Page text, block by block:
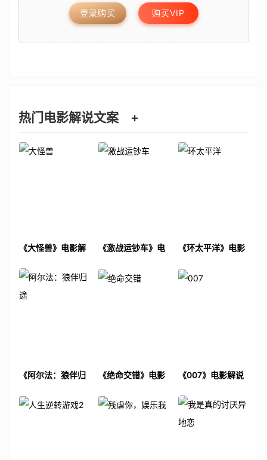
登录购买 购买VIP
热门电影解说文案 +
《大怪兽》电影解
《激战运钞车》电
《环太平洋》电影
《阿尔法：狼伴归
《绝命交错》电影
《007》电影解说